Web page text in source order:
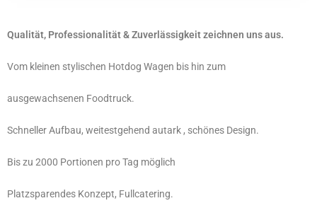
Qualität, Professionalität & Zuverlässigkeit zeichnen uns aus.
Vom kleinen stylischen Hotdog Wagen bis hin zum
ausgewachsenen Foodtruck.
Schneller Aufbau, weitestgehend autark , schönes Design.
Bis zu 2000 Portionen pro Tag möglich
Platzsparendes Konzept, Fullcatering.